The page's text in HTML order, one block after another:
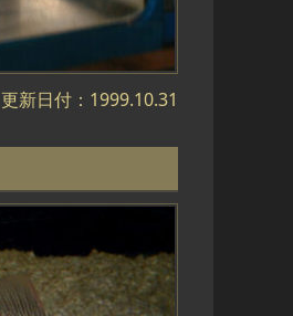
更新日付：1999.10.31